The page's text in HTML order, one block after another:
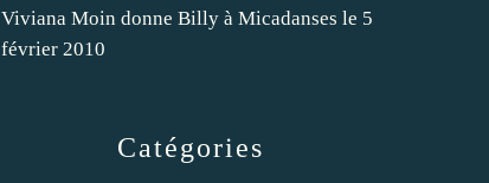
Catégories
Viviana Moin donne Billy à Micadanses le 5
février 2010